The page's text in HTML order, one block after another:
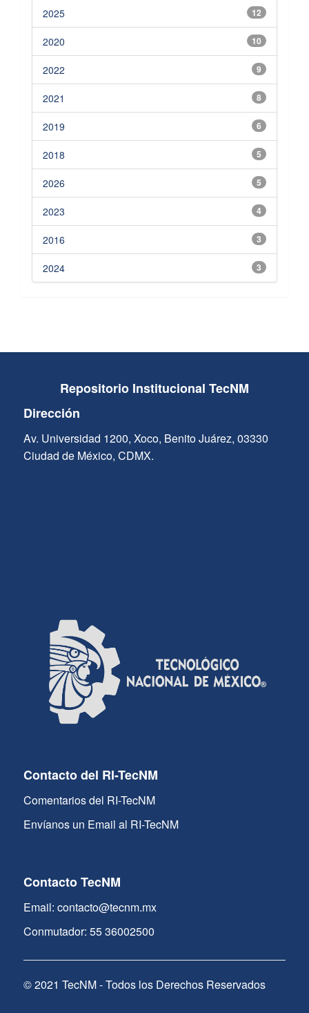
12
2025
10
2020
9
2022
8
2021
6
2019
5
2018
5
2026
4
2023
3
2016
3
2024
Repositorio Institucional TecNM
Dirección
Av. Universidad 1200, Xoco, Benito Juárez, 03330
Ciudad de México, CDMX.
Contacto del RI-TecNM
Comentarios del RI-TecNM
Envíanos un Email al RI-TecNM
Contacto TecNM
Email: contacto@tecnm.mx
Conmutador: 55 36002500
© 2021 TecNM - Todos los Derechos Reservados